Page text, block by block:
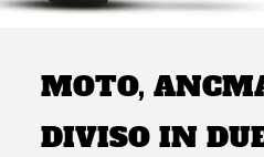
MOTO,
DIVISO IN